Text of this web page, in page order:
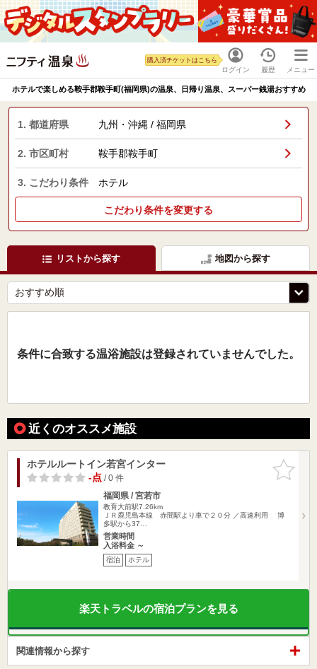
ログイン
購入済チケットはこちら
履歴 メニュー
ホテルで楽しめる鞍手郡鞍手町(福岡県)の温泉、日帰り温泉、スーパー銭湯おすすめ
1. 都道府県 九州・沖縄 / 福岡県
2. 市区町村 鞍手郡鞍手町
3. こだわり条件 ホテル
こだわり条件を変更する
リストから探す 地図から探す
条件に合致する温浴施設は登録されていませんでした。
近くのオススメ施設
お気に入
りに追加
ホテルルートイン若宮インター
-点/ 0 件
福岡県 / 宮若市
教育大前駅7.26km
ＪＲ鹿児島本線 赤間駅より車で２０分 ／高速利用 博
多駅から37…
営業時間
入浴料金 ～
宿泊 ホテル
楽天トラベルの宿泊プランを見る
関連情報から探す